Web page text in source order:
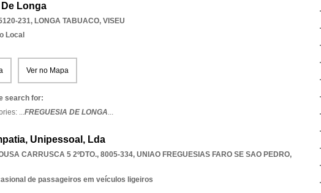
Longa
231, LONGA TABUACO, VISEU
Local
Ver no Mapa
search for:
...FREGUESIA DE LONGA...
Unipessoal, Lda
CARRUSCA 5 2ºDTO., 8005-334, UNIAO FREGUESIAS FARO SE SAO PEDRO,
de passageiros em veículos ligeiros